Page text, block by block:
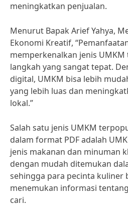
meningkatkan penjualan.
Menurut Bapak Arief Yahya,
Ekonomi Kreatif,
memperkenalkan jenis
langkah yang sangat tepat.
digital, UMKM bisa lebih
yang lebih luas dan
lokal.”
Salah satu jenis UMKM
dalam format PDF adalah
jenis makanan dan minuman
dengan mudah ditemukan
sehingga para pecinta kuliner
menemukan informasi
cari.